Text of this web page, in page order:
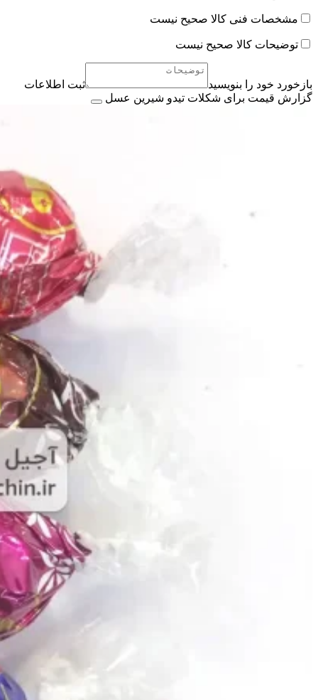
مشخصات فنی کالا صحیح نیست
توضیحات کالا صحیح نیست
بازخورد خود را بنویسید
ثبت اطلاعات
گزارش قیمت برای شکلات تیدو شیرین عسل